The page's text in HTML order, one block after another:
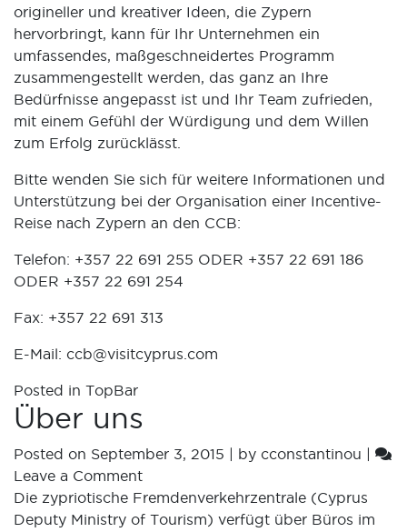
origineller und kreativer Ideen, die Zypern
hervorbringt, kann für Ihr Unternehmen ein
umfassendes, maßgeschneidertes Programm
zusammengestellt werden, das ganz an Ihre
Bedürfnisse angepasst ist und Ihr Team zufrieden,
mit einem Gefühl der Würdigung und dem Willen
zum Erfolg zurücklässt.
Bitte wenden Sie sich für weitere Informationen und
Unterstützung bei der Organisation einer Incentive-
Reise nach Zypern an den CCB:
Telefon: +357 22 691 255 ODER +357 22 691 186
ODER +357 22 691 254
Fax: +357 22 691 313
E-Mail: ccb@visitcyprus.com
Posted in TopBar
Über uns
Posted on September 3, 2015 | by cconstantinou |
Leave a Comment
Die zypriotische Fremdenverkehrzentrale (Cyprus
Deputy Ministry of Tourism) verfügt über Büros im